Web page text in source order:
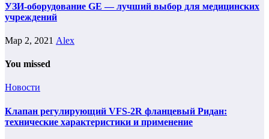
УЗИ-оборудование GE — лучший выбор для медицинских
учреждений
Мар 2, 2021 Alex
You missed
Новости
Клапан регулирующий VFS-2R фланцевый Ридан:
технические характеристики и применение